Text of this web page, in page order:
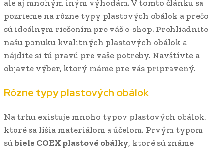
ale aj mnohým iným výhodám. V tomto článku sa
pozrieme na rôzne typy plastových obálok a prečo
sú ideálnym riešením pre váš e-shop. Prehliadnite
našu ponuku kvalitných plastových obálok a
nájdite si tú pravú pre vaše potreby. Navštívte a
objavte výber, ktorý máme pre vás pripravený.
Rôzne typy plastových obálok
Na trhu existuje mnoho typov plastových obálok,
ktoré sa líšia materiálom a účelom. Prvým typom
súbiele COEX plastové obálky, ktoré sú známe